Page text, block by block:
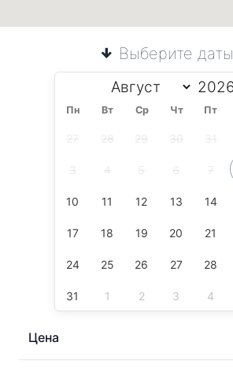
Выберите даты
Пн Вт Ср Чт Пт
27 28 29 30 31
3 4 5 6 7
10 11 12 13 14
17 18 19 20 21
24 25 26 27 28
31 1 2 3 4
Цена